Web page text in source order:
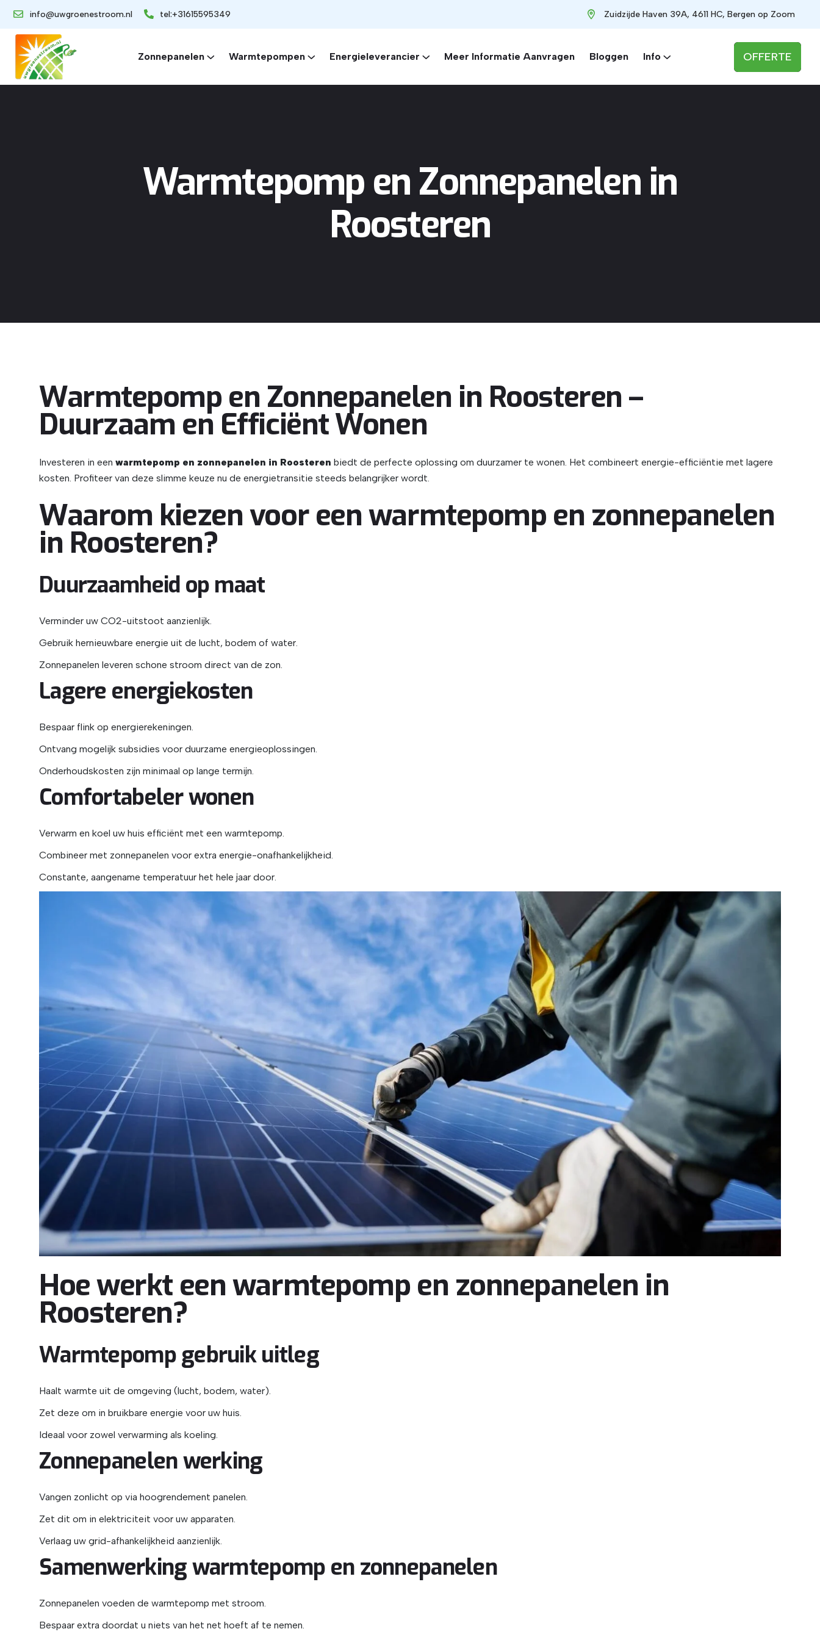
info@uwgroenestroom.nl tel:+31615595349 Zuidzijde Haven 39A, 4611 HC, Bergen op Zoom
Zonnepanelen Warmtepompen Energieleverancier Meer Informatie Aanvragen Bloggen Info OFFERTE
Warmtepomp en Zonnepanelen in
Roosteren
Warmtepomp en Zonnepanelen in Roosteren –
Duurzaam en Efficiënt Wonen
Investeren in een warmtepomp en zonnepanelen in Roosteren biedt de perfecte oplossing om duurzamer te wonen. Het combineert energie-efficiëntie met lagere
kosten. Profiteer van deze slimme keuze nu de energietransitie steeds belangrijker wordt.
Waarom kiezen voor een warmtepomp en zonnepanelen
in Roosteren?
Duurzaamheid op maat
Verminder uw CO2-uitstoot aanzienlijk.
Gebruik hernieuwbare energie uit de lucht, bodem of water.
Zonnepanelen leveren schone stroom direct van de zon.
Lagere energiekosten
Bespaar flink op energierekeningen.
Ontvang mogelijk subsidies voor duurzame energieoplossingen.
Onderhoudskosten zijn minimaal op lange termijn.
Comfortabeler wonen
Verwarm en koel uw huis efficiënt met een warmtepomp.
Combineer met zonnepanelen voor extra energie-onafhankelijkheid.
Constante, aangename temperatuur het hele jaar door.
Hoe werkt een warmtepomp en zonnepanelen in
Roosteren?
Warmtepomp gebruik uitleg
Haalt warmte uit de omgeving (lucht, bodem, water).
Zet deze om in bruikbare energie voor uw huis.
Ideaal voor zowel verwarming als koeling.
Zonnepanelen werking
Vangen zonlicht op via hoogrendement panelen.
Zet dit om in elektriciteit voor uw apparaten.
Verlaag uw grid-afhankelijkheid aanzienlijk.
Samenwerking warmtepomp en zonnepanelen
Zonnepanelen voeden de warmtepomp met stroom.
Bespaar extra doordat u niets van het net hoeft af te nemen.